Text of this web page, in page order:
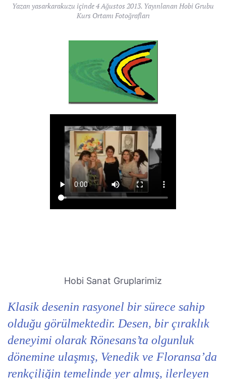
Yazan yasarkarakuzu içinde4 Ağustos 2013. Yayınlanan Hobi Grubu
Kurs Ortamı Fotoğrafları
Hobi Sanat Gruplarimiz
Klasik desenin rasyonel bir sürece sahip
olduğu görülmektedir. Desen, bir çıraklık
deneyimi olarak Rönesans’ta olgunluk
dönemine ulaşmış, Venedik ve Floransa’da
renkçiliğin temelinde yer almış, ilerleyen